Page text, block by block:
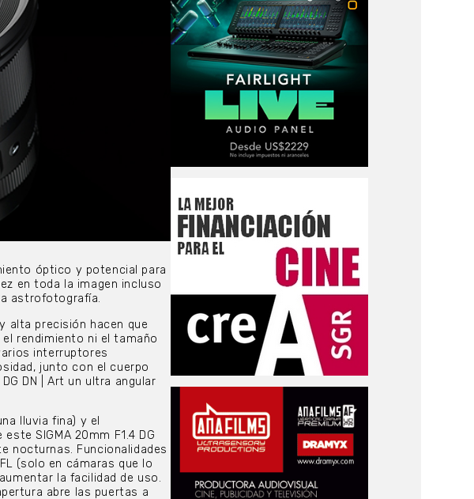
óptico y potencial para
en toda la imagen incluso
astrofotografía.
alta precisión hacen que
rendimiento ni el tamaño
interruptores
junto con el cuerpo
DN | Art un ultra angular
lluvia fina) y el
SIGMA 20mm F1.4 DG
nocturnas. Funcionalidades
(solo en cámaras que lo
la facilidad de uso.
abre las puertas a